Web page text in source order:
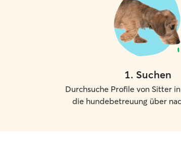
1. Suchen
Durchsuche Profile von Sitter
die hundebetreuung über